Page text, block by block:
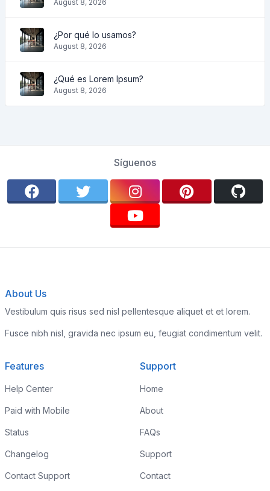
August 8, 2026
¿Por qué lo usamos?
August 8, 2026
¿Qué es Lorem Ipsum?
August 8, 2026
Síguenos
About Us
Vestibulum quis risus sed nisl pellentesque aliquet et et lorem.
Fusce nibh nisl, gravida nec ipsum eu, feugiat condimentum velit.
Features
Help Center
Paid with Mobile
Status
Changelog
Contact Support
Support
Home
About
FAQs
Support
Contact